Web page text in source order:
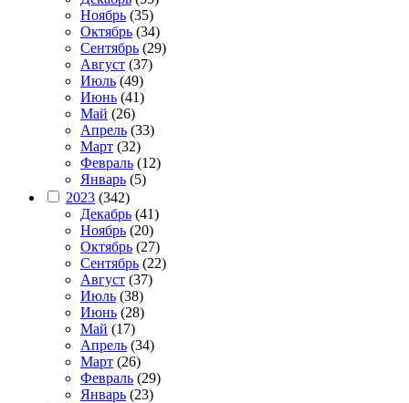
Ноябрь (35)
Октябрь (34)
Сентябрь (29)
Август (37)
Июль (49)
Июнь (41)
Май (26)
Апрель (33)
Март (32)
Февраль (12)
Январь (5)
2023 (342)
Декабрь (41)
Ноябрь (20)
Октябрь (27)
Сентябрь (22)
Август (37)
Июль (38)
Июнь (28)
Май (17)
Апрель (34)
Март (26)
Февраль (29)
Январь (23)